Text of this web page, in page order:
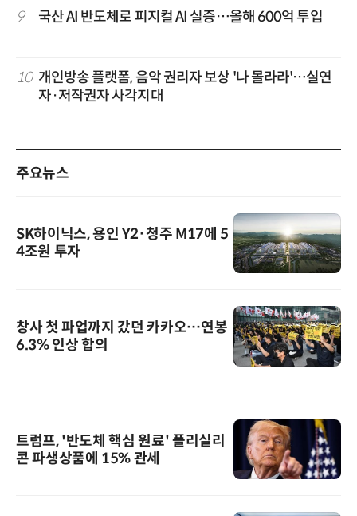
9 국산 AI 반도체로 피지컬 AI 실증…올해 600억 투입
10 개인방송 플랫폼, 음악 권리자 보상 '나 몰라라'…실연
자·저작권자 사각지대
주요뉴스
SK하이닉스, 용인 Y2·청주 M17에 5
4조원 투자
창사 첫 파업까지 갔던 카카오…연봉
6.3% 인상 합의
트럼프, '반도체 핵심 원료' 폴리실리
콘 파생상품에 15% 관세